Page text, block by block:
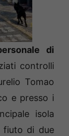
di
controlli
Tomao
e presso i
isola
fiuto di due